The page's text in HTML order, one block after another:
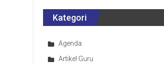
Kategori
Agenda
Artikel Guru